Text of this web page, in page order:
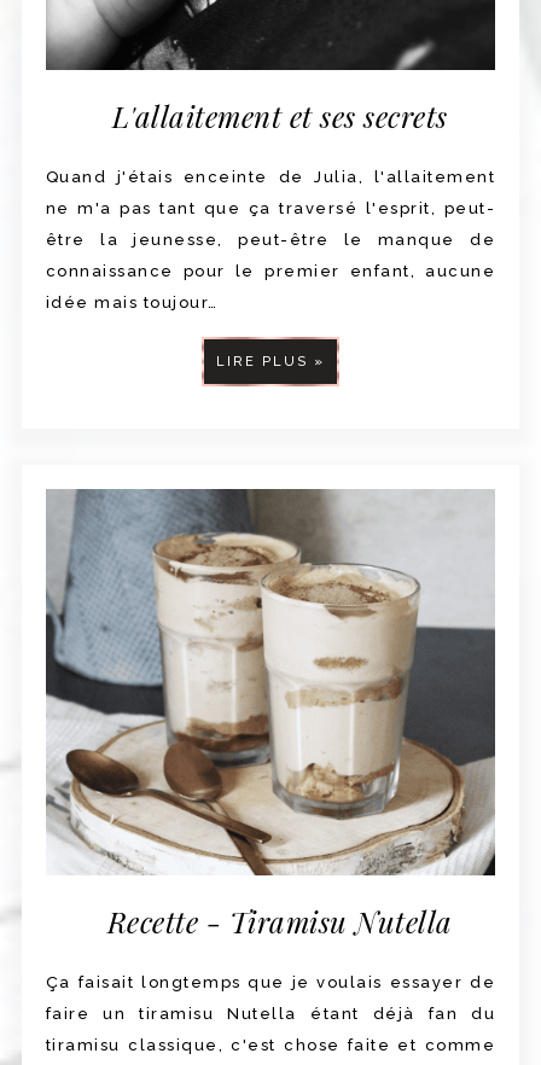
L'allaitement et ses secrets
Quand j'étais enceinte de Julia, l'allaitement
ne m'a pas tant que ça traversé l'esprit, peut-
être la jeunesse, peut-être le manque de
connaissance pour le premier enfant, aucune
idée mais toujour…
LIRE PLUS »
Recette - Tiramisu Nutella
Ça faisait longtemps que je voulais essayer de
faire un tiramisu Nutella étant déjà fan du
tiramisu classique, c'est chose faite et comme